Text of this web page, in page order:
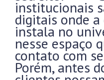
institucionais
digitais onde a
instala no
nesse espaço
contato com
Porém, antes